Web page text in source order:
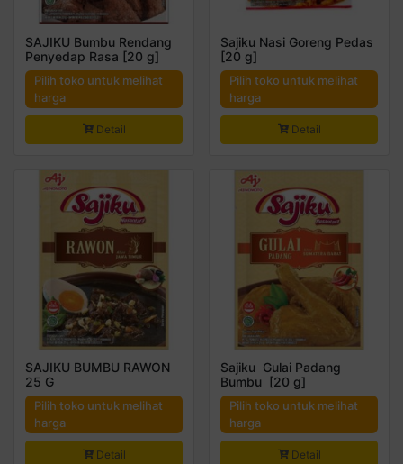
SAJIKU Bumbu Rendang
Penyedap Rasa [20 g]
Pilih toko untuk melihat
harga
Detail
Sajiku Nasi Goreng Pedas
[20 g]
Pilih toko untuk melihat
harga
Detail
SAJIKU BUMBU RAWON
25 G
Pilih toko untuk melihat
harga
Detail
Sajiku Gulai Padang
Bumbu [20 g]
Pilih toko untuk melihat
harga
Detail